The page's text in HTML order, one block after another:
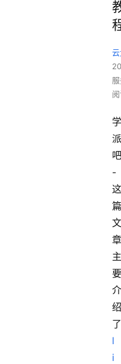
学
派
吧
-
这
篇
文
章
主
要
介
绍
了
l
i